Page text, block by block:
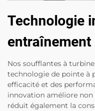
Technologie
Nos soufflantes à
technologie de pointe à
efficacité et des
innovation améliore
réduit également la